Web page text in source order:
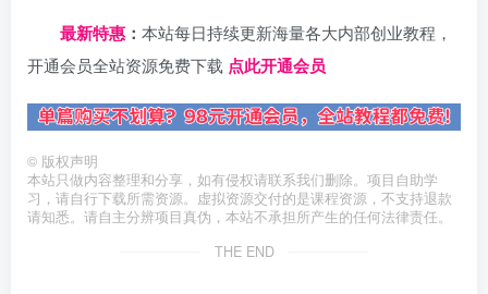
最新特惠 ： 本站每日持续更新海量各大内部创业教程，
开通会员全站资源免费下载 点此开通会员
© 版权声明
本站只做内容整理和分享，如有侵权请联系我们删除。项目自助学
习，请自行下载所需资源。虚拟资源交付的是课程资源，不支持退款
请知悉。请自主分辨项目真伪，本站不承担所产生的任何法律责任。
THE END